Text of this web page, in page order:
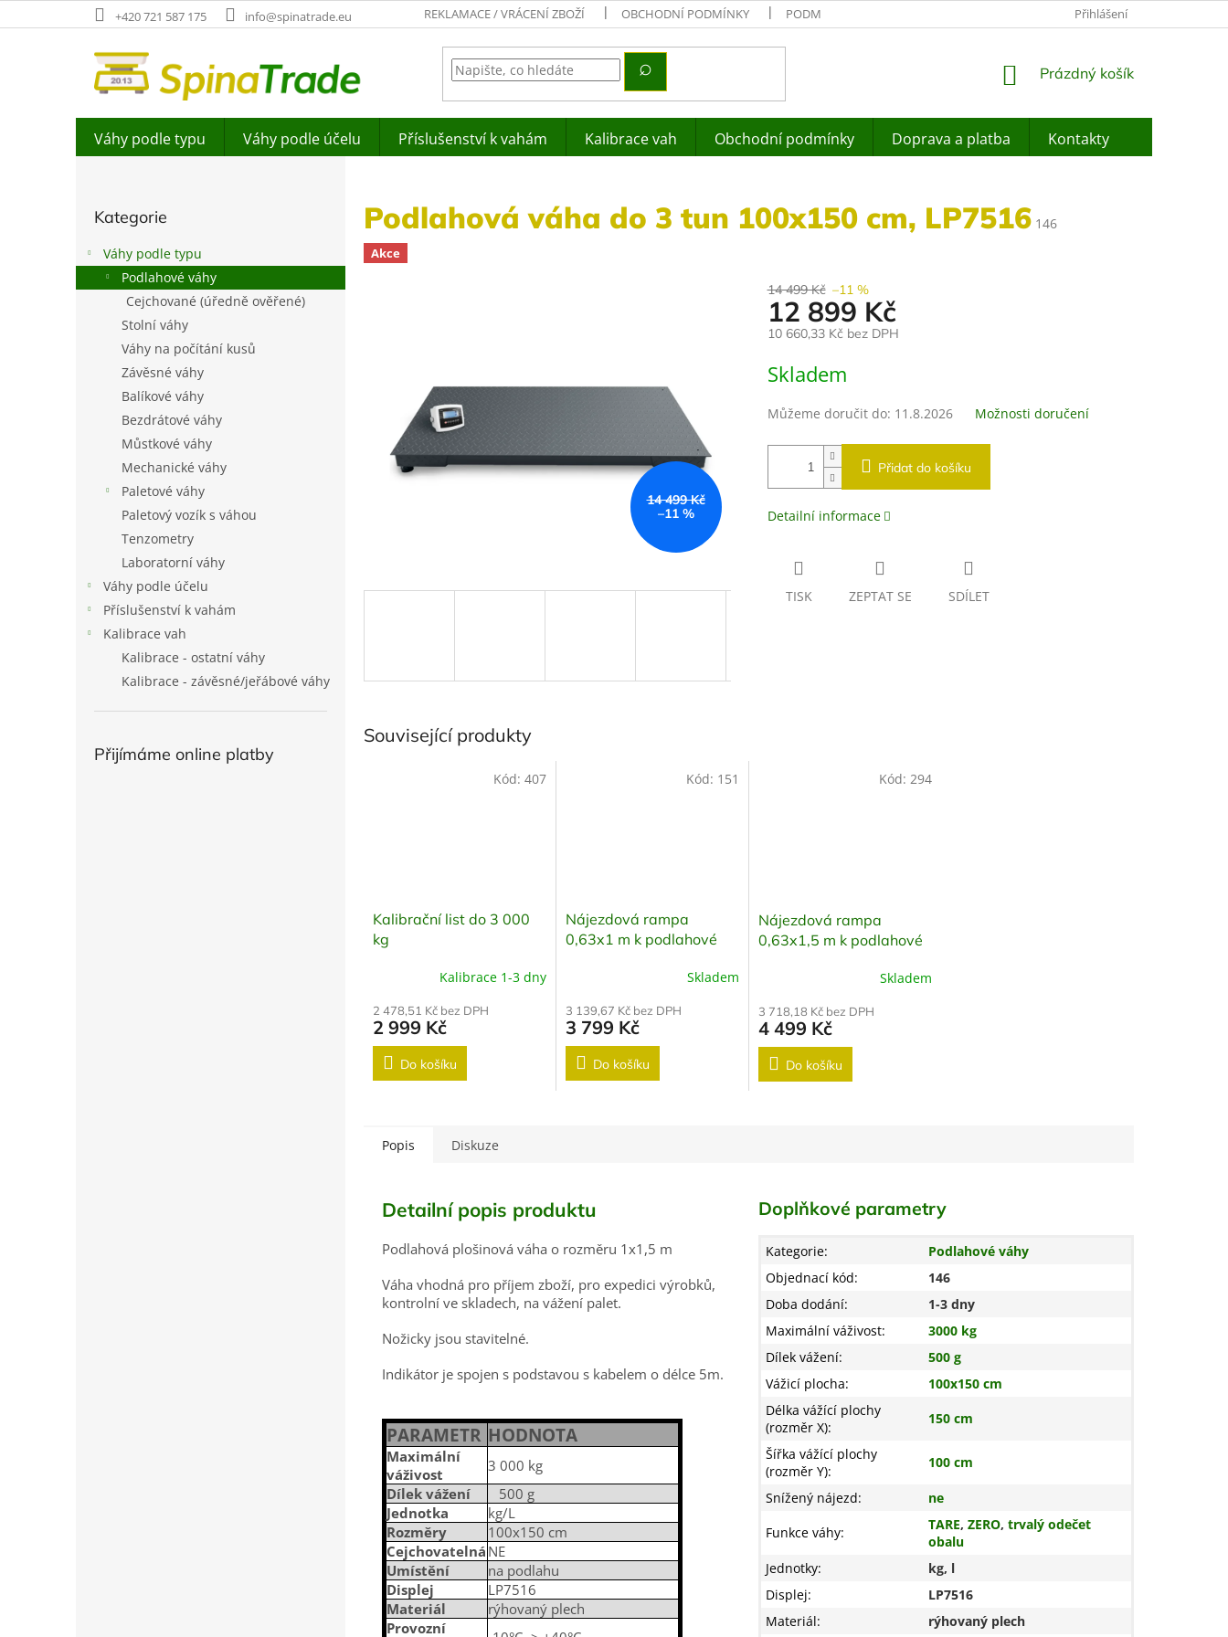
na
+420 721 587 175 info@spinatrade.eu REKLAMACE / VRÁCENÍ ZBOŽÍ OBCHODNÍ PODMÍNKY PODMÍNKY OCHRANY OSOBNÍCH ÚDAJŮ JAK NAKUPOVAT
Přihlášení
NÁKUPNÍ
Prázdný košík
Váhy podle typu Váhy podle účelu Příslušenství k vahám Kalibrace vah Obchodní podmínky Doprava a platba Kontakty
a
n
kategorie
Kategorie
Váhy podle typu
Podlahové váhy
Cejchované (úředně ověřené)
Stolní váhy
Váhy na počítání kusů
Závěsné váhy
Balíkové váhy
Bezdrátové váhy
Můstkové váhy
Mechanické váhy
Paletové váhy
Paletový vozík s váhou
Tenzometry
Laboratorní váhy
Váhy podle účelu
Příslušenství k vahám
Kalibrace vah
Kalibrace - ostatní váhy
Kalibrace - závěsné/jeřábové váhy
Přijímáme online platby
Podlahová váha do 3 tun 100x150 cm, LP7516 146
Akce
14 499 Kč
–11 %
14 499 Kč –11 %
12 899 Kč
10 660,33 Kč bez DPH
cena:
Skladem
Můžeme doručit do: 11.8.2026 Možnosti doručení
Přidat do košíku
Detailní informace
TISK ZEPTAT SE SDÍLET
Související produkty
Kalibrační list do 3 000
kg
Kalibrace 1-3 dny
2 478,51 Kč bez DPH
2 999 Kč
Do košíku
Kód: 407
Nájezdová rampa
0,63x1 m k podlahové
Skladem
3 139,67 Kč bez DPH
3 799 Kč
Do košíku
Kód: 151
Nájezdová rampa
0,63x1,5 m k podlahové
Skladem
3 718,18 Kč bez DPH
4 499 Kč
Do košíku
Kód: 294
Popis Diskuze
Detailní popis produktu
Podlahová plošinová váha o rozměru 1x1,5 m
Váha vhodná pro příjem zboží, pro expedici výrobků,
kontrolní ve skladech, na vážení palet.
Nožicky jsou stavitelné.
Indikátor je spojen s podstavou s kabelem o délce 5m.
PARAMETR HODNOTA
Maximální
váživost
3 000 kg
Dílek vážení
500 g
Jednotka
kg/L
Rozměry
100x150 cm
Cejchovatelná NE
Umístění
na podlahu
Displej
LP7516
Materiál
rýhovaný plech
Provozní
Doplňkové parametry
Kategorie:
Podlahové váhy
Objednací kód:
146
Doba dodání:
1-3 dny
Maximální váživost:
3000 kg
Dílek vážení:
500 g
Vážicí plocha:
100x150 cm
Délka vážící plochy
(rozměr X):
150 cm
Šířka vážící plochy
(rozměr Y):
100 cm
Snížený nájezd:
ne
Funkce váhy: TARE, ZERO, trvalý odečet
obalu
Jednotky:
kg, l
Displej:
LP7516
Materiál: rýhovaný plech